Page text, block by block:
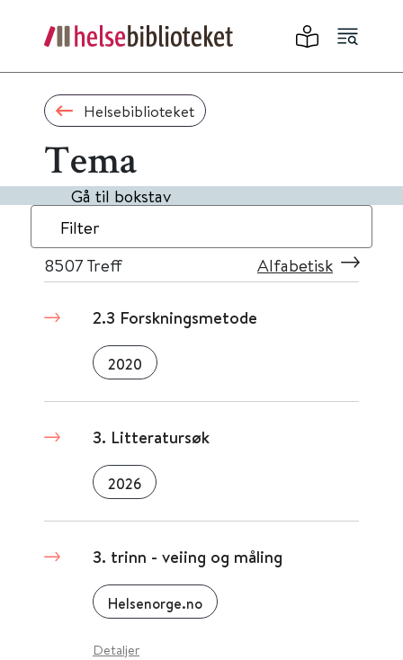
Helsebiblioteket
Tema
Gå til bokstav
Filter
8507Treff Alfabetisk
2.3 Forskningsmetode
2020
3. Litteratursøk
2026
3. trinn - veiing og måling
Helsenorge.no
Detaljer